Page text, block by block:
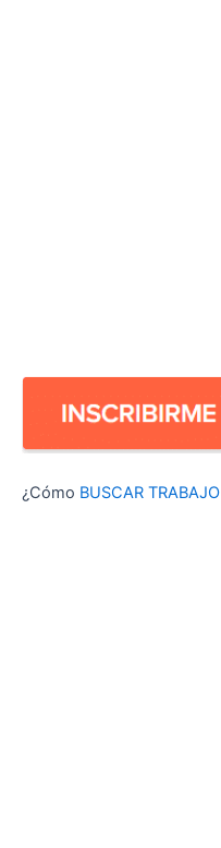
¿Cómo BUSCAR TRABAJO